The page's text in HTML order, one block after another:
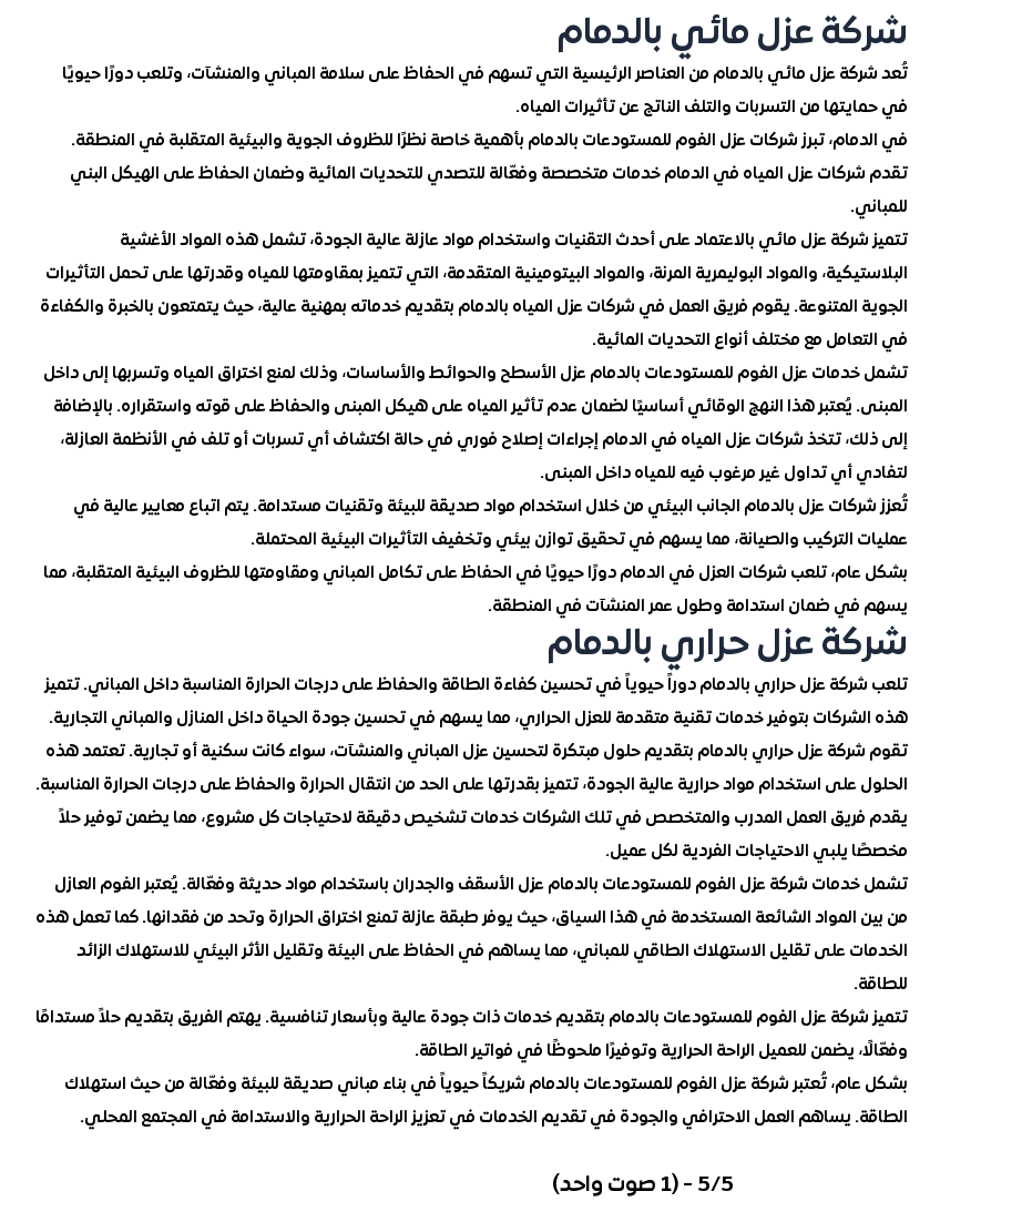
شركة عزل مائي بالدمام
تُعد شركة عزل مائي بالدمام من العناصر الرئيسية التي تسهم في الحفاظ على سلامة المباني والمنشآت، وتلعب دورًا حيويًا
في حمايتها من التسربات والتلف الناتج عن تأثيرات المياه.
في الدمام، تبرز شركات عزل الفوم للمستودعات بالدمام بأهمية خاصة نظرًا للظروف الجوية والبيئية المتقلبة في المنطقة.
تقدم شركات عزل المياه في الدمام خدمات متخصصة وفعّالة للتصدي للتحديات المائية وضمان الحفاظ على الهيكل البني
للمباني.
تتميز شركة عزل مائي بالاعتماد على أحدث التقنيات واستخدام مواد عازلة عالية الجودة، تشمل هذه المواد الأغشية
البلاستيكية، والمواد البوليمرية المرنة، والمواد البيتومينية المتقدمة، التي تتميز بمقاومتها للمياه وقدرتها على تحمل التأثيرات
الجوية المتنوعة. يقوم فريق العمل في شركات عزل المياه بالدمام بتقديم خدماته بمهنية عالية، حيث يتمتعون بالخبرة والكفاءة
في التعامل مع مختلف أنواع التحديات المائية.
تشمل خدمات عزل الفوم للمستودعات بالدمام عزل الأسطح والحوائط والأساسات، وذلك لمنع اختراق المياه وتسربها إلى داخل
المبنى. يُعتبر هذا النهج الوقائي أساسيًا لضمان عدم تأثير المياه على هيكل المبنى والحفاظ على قوته واستقراره. بالإضافة
إلى ذلك، تتخذ شركات عزل المياه في الدمام إجراءات إصلاح فوري في حالة اكتشاف أي تسربات أو تلف في الأنظمة العازلة،
لتفادي أي تداول غير مرغوب فيه للمياه داخل المبنى.
تُعزز شركات عزل بالدمام الجانب البيئي من خلال استخدام مواد صديقة للبيئة وتقنيات مستدامة. يتم اتباع معايير عالية في
عمليات التركيب والصيانة، مما يسهم في تحقيق توازن بيئي وتخفيف التأثيرات البيئية المحتملة.
بشكل عام، تلعب شركات العزل في الدمام دورًا حيويًا في الحفاظ على تكامل المباني ومقاومتها للظروف البيئية المتقلبة، مما
يسهم في ضمان استدامة وطول عمر المنشآت في المنطقة.
شركة عزل حراري بالدمام
تلعب شركة عزل حراري بالدمام دوراً حيوياً في تحسين كفاءة الطاقة والحفاظ على درجات الحرارة المناسبة داخل المباني. تتميز
هذه الشركات بتوفير خدمات تقنية متقدمة للعزل الحراري، مما يسهم في تحسين جودة الحياة داخل المنازل والمباني التجارية.
تقوم شركة عزل حراري بالدمام بتقديم حلول مبتكرة لتحسين عزل المباني والمنشآت، سواء كانت سكنية أو تجارية. تعتمد هذه
الحلول على استخدام مواد حرارية عالية الجودة، تتميز بقدرتها على الحد من انتقال الحرارة والحفاظ على درجات الحرارة المناسبة.
يقدم فريق العمل المدرب والمتخصص في تلك الشركات خدمات تشخيص دقيقة لاحتياجات كل مشروع، مما يضمن توفير حلاً
مخصصًا يلبي الاحتياجات الفردية لكل عميل.
تشمل خدمات شركة عزل الفوم للمستودعات بالدمام عزل الأسقف والجدران باستخدام مواد حديثة وفعّالة. يُعتبر الفوم العازل
من بين المواد الشائعة المستخدمة في هذا السياق، حيث يوفر طبقة عازلة تمنع اختراق الحرارة وتحد من فقدانها. كما تعمل هذه
الخدمات على تقليل الاستهلاك الطاقي للمباني، مما يساهم في الحفاظ على البيئة وتقليل الأثر البيئي للاستهلاك الزائد
للطاقة.
تتميز شركة عزل الفوم للمستودعات بالدمام بتقديم خدمات ذات جودة عالية وبأسعار تنافسية. يهتم الفريق بتقديم حلاً مستدامًا
وفعّالًا، يضمن للعميل الراحة الحرارية وتوفيرًا ملحوظًا في فواتير الطاقة.
بشكل عام، تُعتبر شركة عزل الفوم للمستودعات بالدمام شريكاً حيوياً في بناء مباني صديقة للبيئة وفعّالة من حيث استهلاك
الطاقة. يساهم العمل الاحترافي والجودة في تقديم الخدمات في تعزيز الراحة الحرارية والاستدامة في المجتمع المحلي.
5/5 - (1 صوت واحد)